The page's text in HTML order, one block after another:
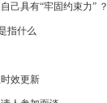
己具有“牢固约束力” ？
指什么
效更新